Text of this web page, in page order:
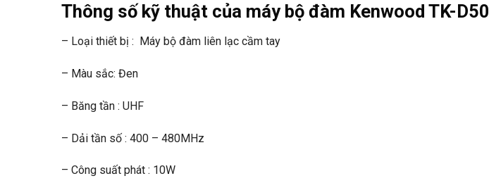
Thông số kỹ thuật của máy bộ đàm Kenwood TK-D50
– Loại thiết bị : Máy bộ đàm liên lạc cầm tay
– Màu sắc: Đen
– Băng tần : UHF
– Dải tần số : 400 – 480MHz
– Công suất phát : 10W